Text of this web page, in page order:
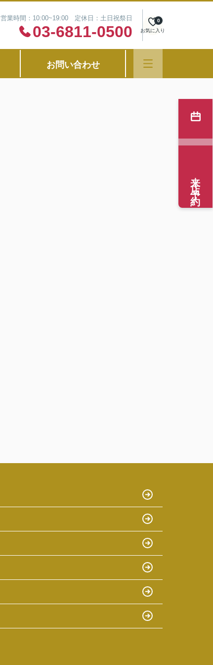
営業時間：10:00~19:00 定休日：土日祝祭日
03-6811-0500 お気に入り
0
お問い合わせ
来店予約